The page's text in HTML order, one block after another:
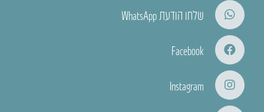
שלחו הודעת WhatsApp
Facebook
Instagram